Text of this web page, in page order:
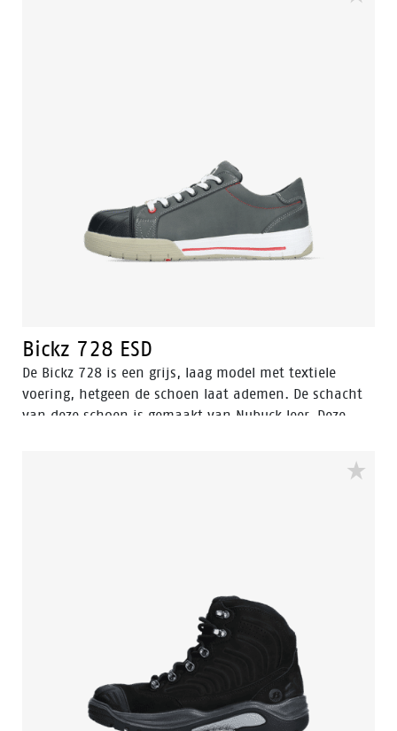
Bickz 728 ESD
De Bickz 728 is een grijs, laag model met textiele
voering, hetgeen de schoen laat ademen. De schacht
van deze schoen is gemaakt van Nubuck leer. Deze
composiete middenzool. Deze veiligheidsschoenen zijn